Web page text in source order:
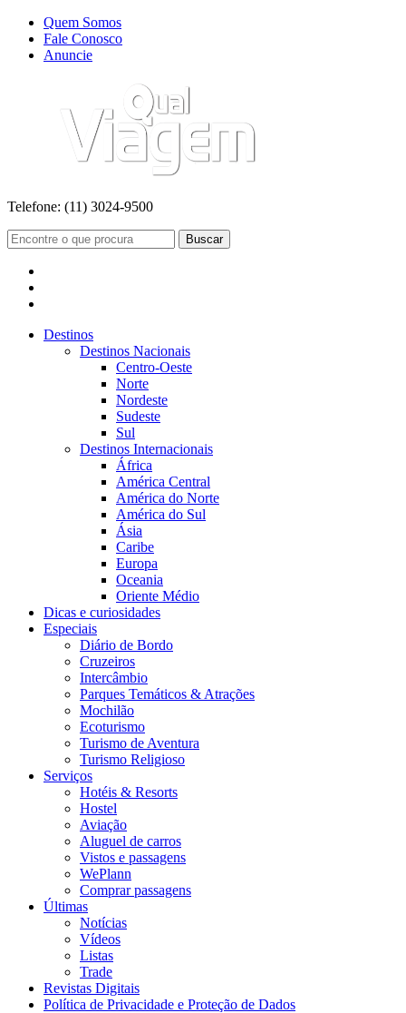
Quem Somos
Fale Conosco
Anuncie
Telefone: (11) 3024-9500
Buscar
Destinos
Destinos Nacionais
Centro-Oeste
Norte
Nordeste
Sudeste
Sul
Destinos Internacionais
África
América Central
América do Norte
América do Sul
Ásia
Caribe
Europa
Oceania
Oriente Médio
Dicas e curiosidades
Especiais
Diário de Bordo
Cruzeiros
Intercâmbio
Parques Temáticos & Atrações
Mochilão
Ecoturismo
Turismo de Aventura
Turismo Religioso
Serviços
Hotéis & Resorts
Hostel
Aviação
Aluguel de carros
Vistos e passagens
WePlann
Comprar passagens
Últimas
Notícias
Vídeos
Listas
Trade
Revistas Digitais
Política de Privacidade e Proteção de Dados